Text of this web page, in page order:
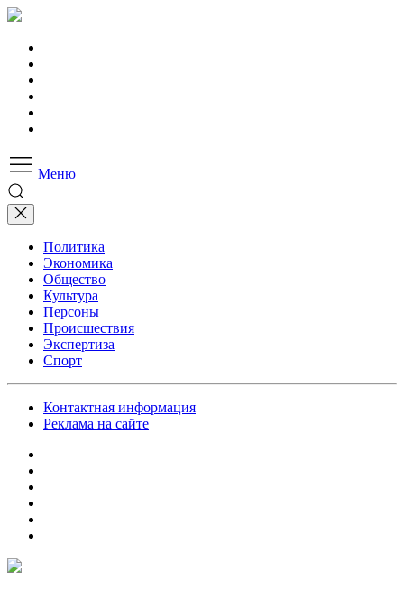
Меню
Политика
Экономика
Общество
Культура
Персоны
Происшествия
Экспертиза
Спорт
Контактная информация
Реклама на сайте